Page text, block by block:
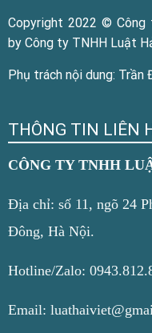
Copyright 2022 ©
by Công ty TNHH Luật
Phụ trách nội dung: Trần
THÔNG TIN LIÊN
CÔNG TY TNHH
Địa chỉ: số 11, ngõ 24
Đông, Hà Nội.
Hotline/Zalo:
Email: